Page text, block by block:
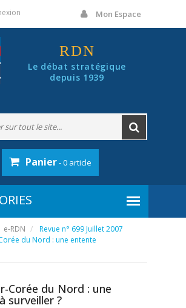
Mon Espace
RDN
Le débat stratégique
depuis 1939
Panier- 0 article
e-RDN
Revue n° 699 Juillet 2007
du Nord : une entente
Corée du Nord : une
surveiller ?